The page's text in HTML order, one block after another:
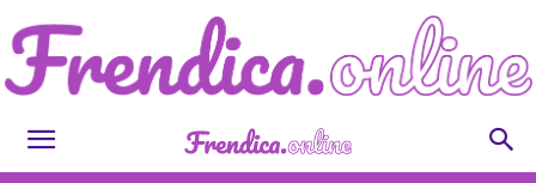
Frendica.online